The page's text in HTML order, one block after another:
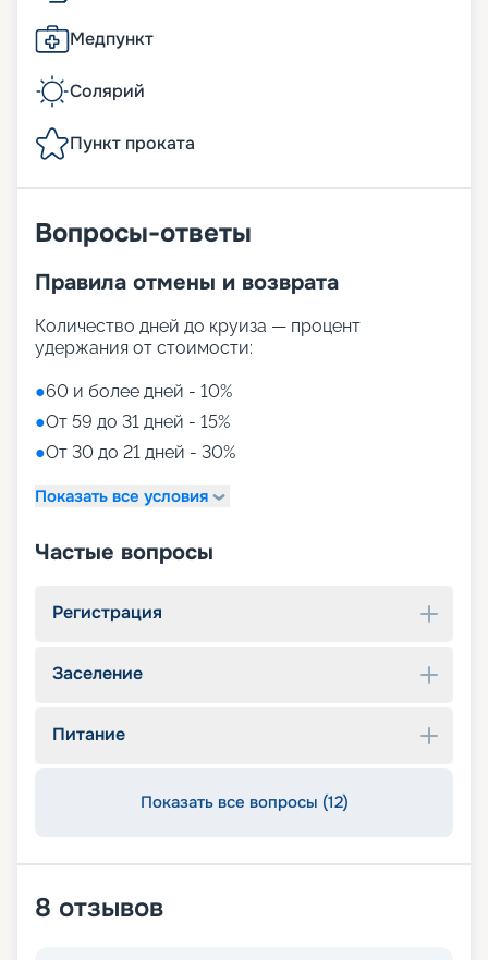
Медпункт
Солярий
Пункт проката
Вопросы-ответы
Правила отмены и возврата
Количество дней до круиза — процент
удержания от стоимости:
●60 и более дней - 10%
●От 59 до 31 дней - 15%
●От 30 до 21 дней - 30%
Показать все условия
Частые вопросы
Регистрация
Заселение
Питание
Показать все вопросы (12)
8 отзывов